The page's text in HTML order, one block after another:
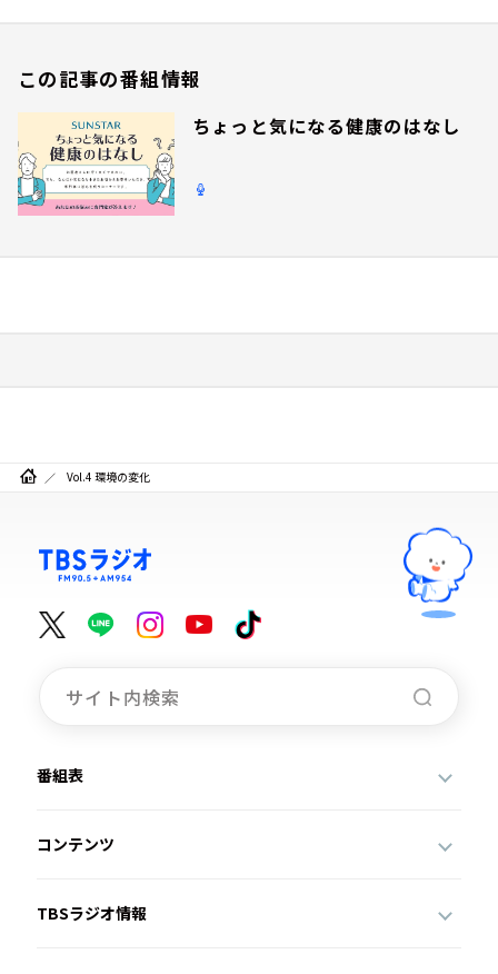
この記事の番組情報
ちょっと気になる健康のはなし
Vol.4 環境の変化
番組表
コンテンツ
TBSラジオ情報